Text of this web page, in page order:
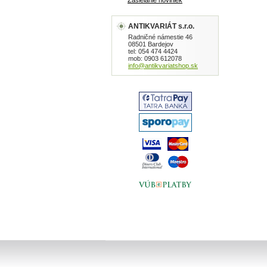
ANTIKVARIÁT s.r.o.
Radničné námestie 46
08501 Bardejov
tel: 054 474 4424
mob: 0903 612078
info@antikvariatshop.sk